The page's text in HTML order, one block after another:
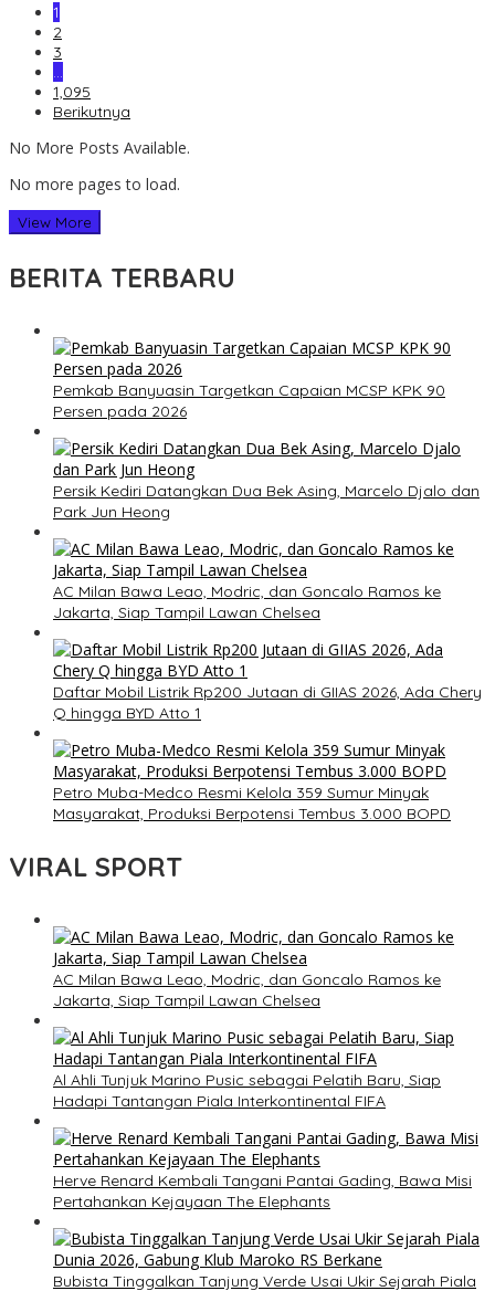
1
2
3
…
1,095
Berikutnya
No More Posts Available.
No more pages to load.
View More
BERITA TERBARU
Pemkab Banyuasin Targetkan Capaian MCSP KPK 90
Persen pada 2026
Persik Kediri Datangkan Dua Bek Asing, Marcelo Djalo dan
Park Jun Heong
AC Milan Bawa Leao, Modric, dan Goncalo Ramos ke
Jakarta, Siap Tampil Lawan Chelsea
Daftar Mobil Listrik Rp200 Jutaan di GIIAS 2026, Ada Chery
Q hingga BYD Atto 1
Petro Muba-Medco Resmi Kelola 359 Sumur Minyak
Masyarakat, Produksi Berpotensi Tembus 3.000 BOPD
VIRAL SPORT
AC Milan Bawa Leao, Modric, dan Goncalo Ramos ke
Jakarta, Siap Tampil Lawan Chelsea
Al Ahli Tunjuk Marino Pusic sebagai Pelatih Baru, Siap
Hadapi Tantangan Piala Interkontinental FIFA
Herve Renard Kembali Tangani Pantai Gading, Bawa Misi
Pertahankan Kejayaan The Elephants
Bubista Tinggalkan Tanjung Verde Usai Ukir Sejarah Piala